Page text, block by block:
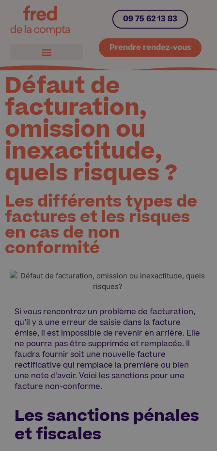
09 75 62 13 83
Prendre rendez-vous
Défaut de
facturation,
omission ou
inexactitude,
quels risques ?
Les différents types de
factures et les risques
en cas de non
conformité
Si vous rencontrez un problème de facturation,
qu’il y a une erreur de saisie dans la facture
émise, il est impossible de revenir en arrière. Elle
ne pourra pas être supprimée et remplacée. Il
faudra fournir soit une nouvelle facture
rectificative qui remplace la première ou bien
une note d’avoir. Voici les sanctions pour une
facture non-conforme.
Les sanctions pénales
et fiscales